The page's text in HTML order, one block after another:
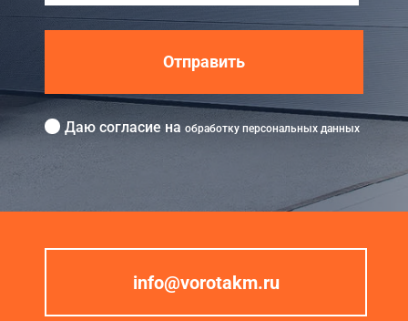
Отправить
Даю согласие на обработку персональных данных
info@vorotakm.ru